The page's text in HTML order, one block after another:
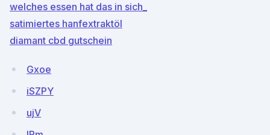
welches essen hat das in sich_
satimiertes hanfextraktöl
diamant cbd gutschein
Gxoe
iSZPY
ujV